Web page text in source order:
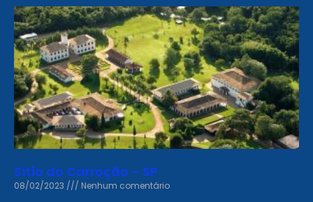
Sítio do Carroção – SP
08/02/2023
Nenhum comentário